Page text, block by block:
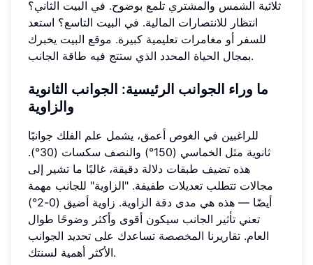
ثلاثية الشمس والمشتري تلمع بوضوح. في البيت الثاني؟
انتظار للانتصارات المالية. في البيت التاسع؟ استعد
للسفر أو مغامرات تعليمية كبيرة. موقع البيت يخبرك
بمجال الحياة المحدد الذي ستتج فيه طاقة الجانب.
ما وراء الجوانب الرئيسية: الجوانب الثانوية
والزاوية
للراغبين في الغوص أعمق، يشمل علم الفلك جوانبًا
ثانوية مثل الخماسي (150°) والنصف سكسات (30°).
هذه تضيف طبقات دلالة دقيقة، غالبًا ما تشير إلى
مجالات تتطلب تعديلات طفيفة. "الزاوية" للجانب مهمة
أيضًا — هذه هي مدى دقة الزاوية. زاوية أضيق (0-2°)
تعني تأثير الجانب سيكون أقوى وأكثر وضوحًا طوال
العام. تقاريرنا المخصصة تساعدك على تحديد الجوانب
الأكثر أهمية لسنتك.